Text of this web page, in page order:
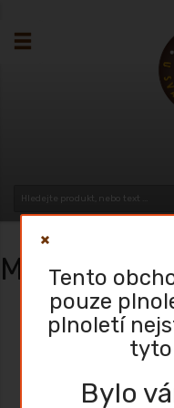
Tento
pouze
plnoletí
Bylo
Mapa
Aktuality a tiskové zprávy
Články ke kategoriím
Články ke kategoriím
Úvodní stránka
slideshow bez nadpisu
Stálé články
Článek titulka